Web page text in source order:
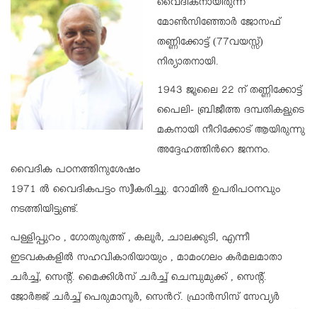
വൈദികനായിരുന്ന
മോൺസിഞ്ഞോർ ജോസഫ്
തണ്ണിക്കോട്ട് (77വയസ്സ്)
നിര്യാതനായി.
1943 ജൂലൈ 22 ന് തണ്ണിക്കോട്ട്
പൈലി- ബ്രിജീത്ത ദമ്പതികളുടെ
മകനായി നീറിക്കോട് ആയിരുന്നു
അദ്ദേഹത്തിൻറെ ജനനം.
വൈദിക പഠനത്തിനുശേഷം
1971 ൽ വൈദികപട്ടം സ്വീകരിച്ചു. റോമിൽ ഉപരിപഠനവും
നടത്തിയിട്ടുണ്ട്.
പള്ളിപ്പുറം , ഗോതുരുത്ത് , കലൂർ, ചാലക്കുടി, എന്നീ
ഇടവകകളിൽ സഹവികാരിയായും , മാമംഗലം കർമലമാതാ
ചർച്ച്, സെന്റ്. മൈക്കിൾസ് ചർച്ച് ചെമ്പുമുക്ക് , സെന്റ്.
ജോർജ്ജ് ചർച്ച് പെരുമാനൂർ, സെൻറ്. ഫ്രാൻസിസ് സേവ്യർ